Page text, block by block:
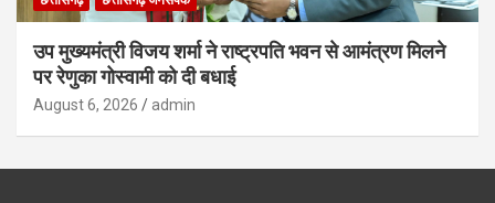
उप मुख्यमंत्री विजय शर्मा ने राष्ट्रपति भवन से आमंत्रण मिलने
पर रेणुका गोस्वामी को दी बधाई
August 6, 2026 admin